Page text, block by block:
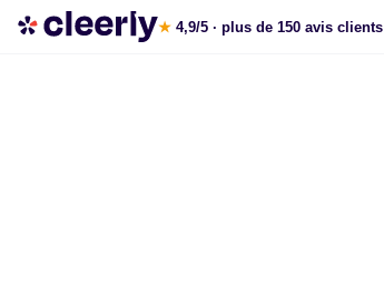
Souscrire aux meilleures SCPI en ligne
★ 4,9/5 · plus de 150 avis clients